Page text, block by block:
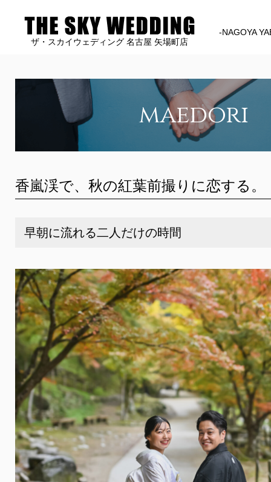
ザ・スカイウェディング 名古屋 矢場町店
-NAGOYA
maedori
香嵐渓で、秋の紅葉前撮りに恋する。
早朝に流れる二人だけの時間